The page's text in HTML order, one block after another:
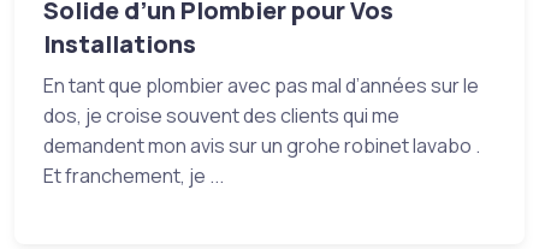
Solide d’un Plombier pour Vos
Installations
En tant que plombier avec pas mal d’années sur le
dos, je croise souvent des clients qui me
demandent mon avis sur un grohe robinet lavabo .
Et franchement, je ...